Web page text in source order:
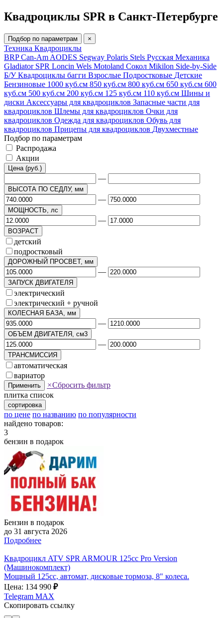
Квадроциклы SPR в Санкт-Петербурге
Подбор по параметрам ×
Техника Квадроциклы
BRP Can-Am AODES Segway Polaris Stels Русская Механика
Gladiator SPR Loncin Wels Motoland Сокол Mikilon Side-by-Side
Б/УКвадроциклы багги Взрослые Подростковые Детские
Бензиновые 1000 куб.см 850 куб.см 800 куб.см 650 куб.см 600
куб.см 500 куб.см 200 куб.см 125 куб.см 110 куб.см Шины и
диски Аксессуары для квадроциклов Запасные части для
квадроциклов Шлемы для квадроциклов Очки для
квадроциклов Одежда для квадроциклов Обувь для
квадроциклов Прицепы для квадроциклов Двухместные
Подбор по параметрам
Распродажа
Акции
Цена (руб.)
—
ВЫСОТА ПО СЕДЛУ, мм
—
МОЩНОСТЬ, лс
—
ВОЗРАСТ
детский
подростковый
ДОРОЖНЫЙ ПРОСВЕТ, мм
—
ЗАПУСК ДВИГАТЕЛЯ
электрический
электрический + ручной
КОЛЕСНАЯ БАЗА, мм
—
ОБЪЕМ ДВИГАТЕЛЯ, см3
—
ТРАНСМИССИЯ
автоматическая
вариатор
Применить ×Сбросить фильтр
плитка список
сортировка
по цене по названию по популярности
найдено товаров:
3
бензин в подарок
Бензин в подарок
до 31 августа 2026
Подробнее
Квадроцикл ATV SPR ARMOUR 125cc Pro Version
(Машинокомплект)
Мощный 125cc, автомат, дисковые тормоза, 8" колеса.
Цена: 134 990 ₽
Telegram MAX
Скопировать ссылку